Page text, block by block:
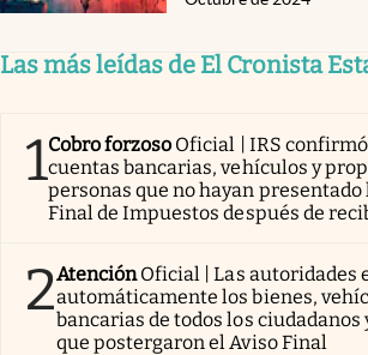
Las más leídas de El Cronista
1Cobro forzoso Oficial | IRS
cuentas bancarias, vehículos y
personas que no hayan presentado
Final de Impuestos después de
2AtenciónOficial | Las autoridades
automáticamente los bienes,
bancarias de todos los ciudadanos
que postergaron el Aviso Final